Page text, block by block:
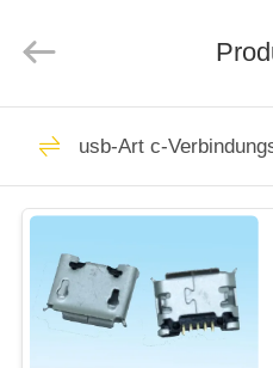
HAUS
PRODUKTE
ÜBER
UNS
2025
Ltd..
Reserved.
fpc
usb-Art c-